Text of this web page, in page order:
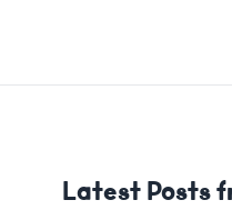
Latest Posts